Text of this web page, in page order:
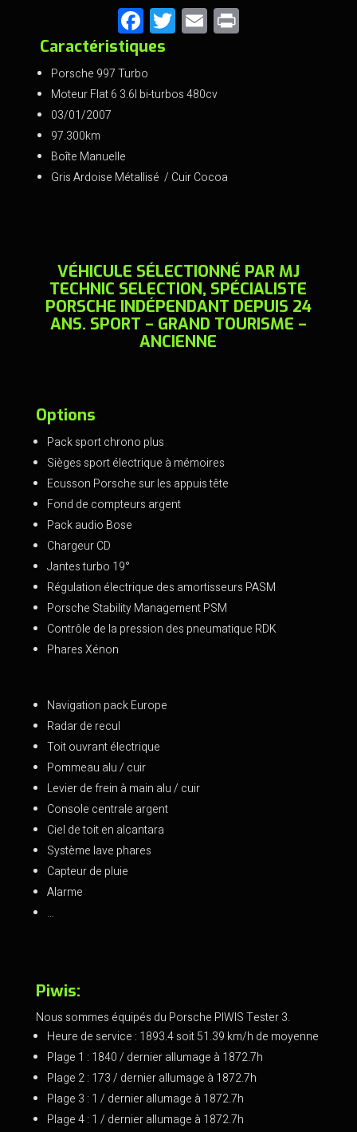
F
a
ce
b
k
T
wi
er
E
m
l
Caractéristiques
Porsche 997 Turbo
Moteur Flat 6 3.6l bi-turbos 480cv
03/01/2007
97.300km
Boîte Manuelle
Gris Ardoise Métallisé / Cuir Cocoa
VÉHICULE SÉLECTIONNÉ PAR MJ
TECHNIC SELECTION, SPÉCIALISTE
PORSCHE INDÉPENDANT DEPUIS 24
ANS. SPORT – GRAND TOURISME –
ANCIENNE
Options
Pack sport chrono plus
Sièges sport électrique à mémoires
Ecusson Porsche sur les appuis tête
Fond de compteurs argent
Pack audio Bose
Chargeur CD
Jantes turbo 19°
Régulation électrique des amortisseurs PASM
Porsche Stability Management PSM
Contrôle de la pression des pneumatique RDK
Phares Xénon
Navigation pack Europe
Radar de recul
Toit ouvrant électrique
Pommeau alu / cuir
Levier de frein à main alu / cuir
Console centrale argent
Ciel de toit en alcantara
Système lave phares
Capteur de pluie
Alarme
…
Piwis:
Nous sommes équipés du Porsche PIWIS Tester 3.
Heure de service : 1893.4 soit 51.39 km/h de moyenne
Plage 1 : 1840 / dernier allumage à 1872.7h
Plage 2 : 173 / dernier allumage à 1872.7h
Plage 3 : 1 / dernier allumage à 1872.7h
Plage 4 : 1 / dernier allumage à 1872.7h